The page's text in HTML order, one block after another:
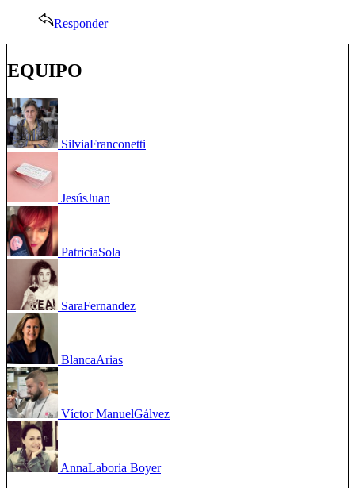
Responder
EQUIPO
SilviaFranconetti
JesúsJuan
PatriciaSola
SaraFernandez
BlancaArias
Víctor ManuelGálvez
AnnaLaboria Boyer